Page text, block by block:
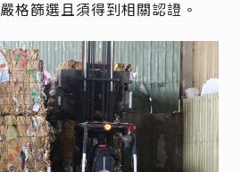
格篩選且須得到相關認證。